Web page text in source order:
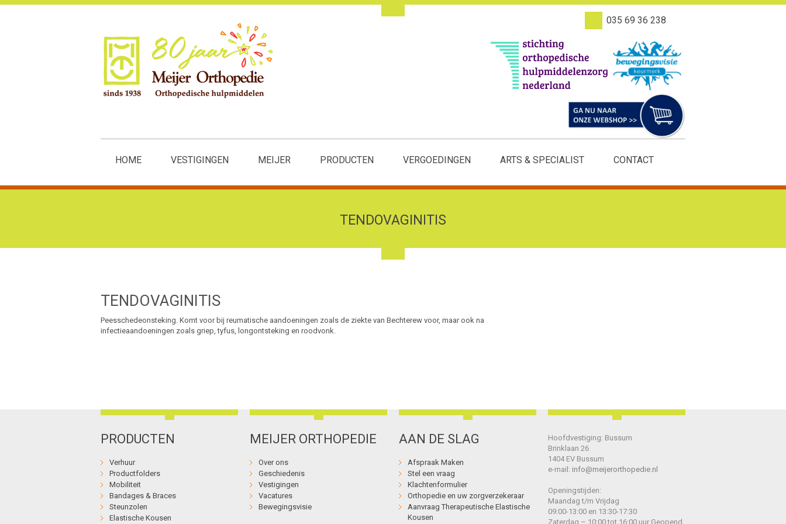
035 69 36 238
HOME VESTIGINGEN MEIJER PRODUCTEN VERGOEDINGEN ARTS & SPECIALIST CONTACT
TENDOVAGINITIS
TENDOVAGINITIS
Peesschedeonsteking. Komt voor bij reumatische aandoeningen zoals de ziekte van Bechterew voor, maar ook na
infectieaandoeningen zoals griep, tyfus, longontsteking en roodvonk.
PRODUCTEN
Verhuur
Productfolders
Mobiliteit
Bandages & Braces
Steunzolen
Elastische Kousen
MEIJER ORTHOPEDIE
Over ons
Geschiedenis
Vestigingen
Vacatures
Bewegingsvisie
AAN DE SLAG
Afspraak Maken
Stel een vraag
Klachtenformulier
Orthopedie en uw zorgverzekeraar
Aanvraag Therapeutische Elastische
Kousen
Hoofdvestiging: Bussum
Brinklaan 26
1404 EV Bussum
e-mail: info@meijerorthopedie.nl
Openingstijden:
Maandag t/m Vrijdag
09:00-13:00 en 13:30-17:30
Zaterdag – 10:00 tot 16:00 uur Geopend